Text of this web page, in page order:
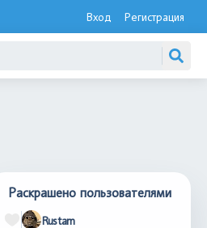
Вход Регистрация
Раскрашено пользователями
Rustam